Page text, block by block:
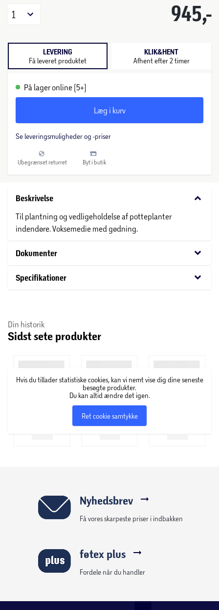
945,-
1
LEVERING
Få leveret produktet
KLIK&HENT
Afhent efter 2 timer
På lager online (5+)
Læg i kurv
Se leveringsmuligheder og -priser
Ubegrænset returret Byt i butik
Beskrivelse keyboard_arrow_down
Til plantning og vedligeholdelse af potteplanter
indendøre. Voksemedie med gødning.
Dokumenter keyboard_arrow_down
Specifikationer keyboard_arrow_down
Din historik
Sidst sete produkter
Hvis du tillader statistiske cookies, kan vi nemt vise dig dine seneste
besøgte produkter.
Du kan altid ændre det igen.
Ret cookie samtykke
Nyhedsbrev
Få vores skarpeste priser i indbakken
føtex plus
Fordele når du handler